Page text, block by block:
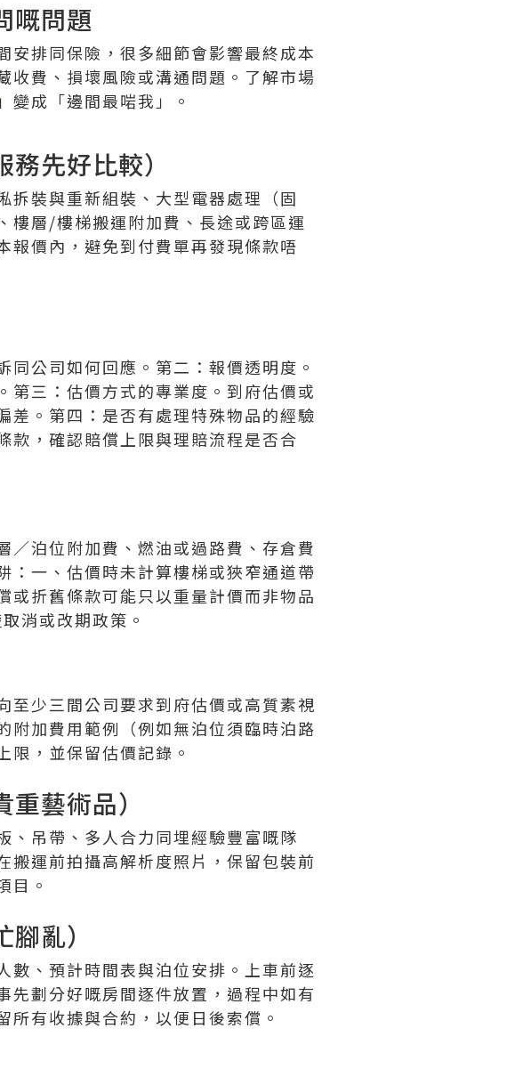
嘅問題
安排同保險，很多細節會影響最終成本
收費、損壞風險或溝通問題。了解市場
」變成「邊間最啱我」。
先好比較）
拆裝與重新組裝、大型電器處理（固
樓層/樓梯搬運附加費、長途或跨區運
報價內，避免到付費單再發現條款唔
公司如何回應。第二：報價透明度。
第三：估價方式的專業度。到府估價或
差。第四：是否有處理特殊物品的經驗
款，確認賠償上限與理賠流程是否合
／泊位附加費、燃油或過路費、存倉費
：一、估價時未計算樓梯或狹窄通道帶
或折舊條款可能只以重量計價而非物品
消或改期政策。
至少三間公司要求到府估價或高質素視
附加費用範例（例如無泊位須臨時泊路
限，並保留估價記錄。
藝術品）
、吊帶、多人合力同埋經驗豐富嘅隊
搬運前拍攝高解析度照片，保留包裝前
目。
亂）
數、預計時間表與泊位安排。上車前逐
先劃分好嘅房間逐件放置，過程中如有
有收據與合約，以便日後索償。